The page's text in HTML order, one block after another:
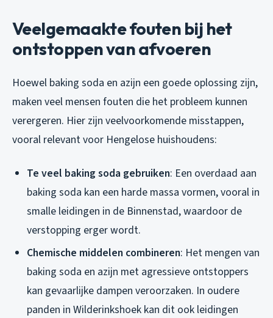
Veelgemaakte fouten bij het
ontstoppen van afvoeren
Hoewel baking soda en azijn een goede oplossing zijn,
maken veel mensen fouten die het probleem kunnen
verergeren. Hier zijn veelvoorkomende misstappen,
vooral relevant voor Hengelose huishoudens:
Te veel baking soda gebruiken: Een overdaad aan
baking soda kan een harde massa vormen, vooral in
smalle leidingen in de Binnenstad, waardoor de
verstopping erger wordt.
Chemische middelen combineren: Het mengen van
baking soda en azijn met agressieve ontstoppers
kan gevaarlijke dampen veroorzaken. In oudere
panden in Wilderinkshoek kan dit ook leidingen